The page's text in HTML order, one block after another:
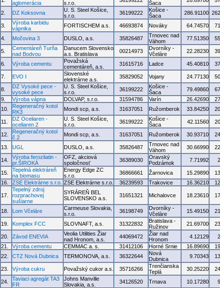
aglomerácia
s.r.o.
Šaca
2. DZ Koksovna
U. S. Steel Košice,
s.r.o.
36199222
Košice -
Šaca
286.91100
3.
Výroba karbidu
vápnika
FORTISCHEM a.s. 46693874 Nováky 64.74570
4. Močovina 3 DUSLO, a.s. 35826487
Trnovec nad
Váhom
77.51350
5.
Cementáreň Turňa
nad Bodvou
Danucem Slovensko
a.s. Bratislava
00214973
Dvorníky -
Včeláre
22.28230
6. Výroba cementu
Považská
cementáreň, a.s.
31615716 Ladce 45.40810
7. EVO I
Slovenské
elektrárne a.s.
35829052 Vojany 24.77130
8.
DZ Vysoké pece -
vysoké pece
U. S. Steel Košice,
s.r.o.
36199222
Košice -
Šaca
79.49860
9.
Výroba vápna DOLVAP, s.r.o. 31594786 Varín 26.42690
10.
Regeneračný kotol
RK3
Mondi scp, a.s. 31637051 Ružomberok 33.84250
11.
DZ Oceliaren -
oceliaren 2
U. S. Steel Košice,
s.r.o.
36199222
Košice -
Šaca
42.11560
12.
Regeneračný kotol
č.2
Mondi scp, a.s. 31637051 Ružomberok 30.93710
13. UGL DUSLO, a.s. 35826487
Trnovec nad
Váhom
30.66990
14.
Výroba ferozliatin -
pr.ŠIROKÁ
OFZ, akciová
spoločnosť
36389030
Oravský
Podzámok
7.71992
15.
Tepelná elektráreň
na biomasu
Energy Edge ZC
s.r.o.
36866661 Žarnovica 15.29890
16.
ZSE Elektrárne s.r.o. ZSE Elektrárne s.r.o. 36239593 Trakovice 16.36210
17.
Tepelný zdroj
rozprachovej
sušiarne
SYRÁREŇ BEL
SLOVENSKO a.s.
31651321 Michalovce 18.23610
18. Lom Včeláre
Carmeuse Slovakia,
s.r.o.
36198749
Dvorníky -
Včeláre
15.49150
19. Komplex FCC SLOVNAFT, a.s. 31322832
Bratislava -
Ružinov
21.69700
20. Závod ENEVIA
Veolia Utilities Žiar
nad Hronom, a.s.
44069472
Žiar nad
Hronom
4.12129
21.
Výroba cementu CEMMAC a. s. 31412106 Horné Srnie 16.89690
22.
CTZ Nová Dubnica TERMONOVA, a.s. 36322644
Nová
Dubnica
9.70343
23. Výroba cukru Považský cukor a.s. 35716266
Trenčianska
Teplá
30.25220
24.
Taviaci agregát TA3
FR
Johns Manville
Slovakia, a.s.
34126520 Trnava 10.17280